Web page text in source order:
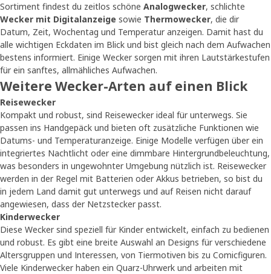
Sortiment findest du zeitlos schöne Analogwecker, schlichte
Wecker mit Digitalanzeige sowie Thermowecker, die dir
Datum, Zeit, Wochentag und Temperatur anzeigen. Damit hast du
alle wichtigen Eckdaten im Blick und bist gleich nach dem Aufwachen
bestens informiert. Einige Wecker sorgen mit ihren Lautstärkestufen
für ein sanftes, allmähliches Aufwachen.
Weitere Wecker-Arten auf einen Blick
Reisewecker
Kompakt und robust, sind Reisewecker ideal für unterwegs. Sie
passen ins Handgepäck und bieten oft zusätzliche Funktionen wie
Datums- und Temperaturanzeige. Einige Modelle verfügen über ein
integriertes Nachtlicht oder eine dimmbare Hintergrundbeleuchtung,
was besonders in ungewohnter Umgebung nützlich ist. Reisewecker
werden in der Regel mit Batterien oder Akkus betrieben, so bist du
in jedem Land damit gut unterwegs und auf Reisen nicht darauf
angewiesen, dass der Netzstecker passt.
Kinderwecker
Diese Wecker sind speziell für Kinder entwickelt, einfach zu bedienen
und robust. Es gibt eine breite Auswahl an Designs für verschiedene
Altersgruppen und Interessen, von Tiermotiven bis zu Comicfiguren.
Viele Kinderwecker haben ein Quarz-Uhrwerk und arbeiten mit